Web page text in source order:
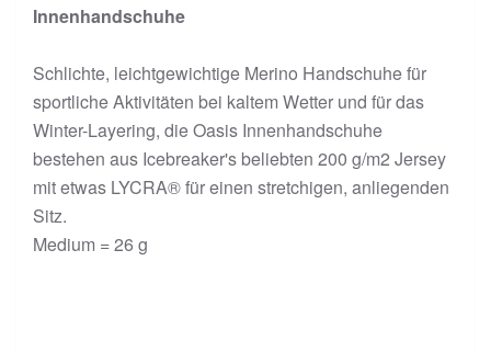
Innenhandschuhe
Schlichte, leichtgewichtige Merino Handschuhe für
sportliche Aktivitäten bei kaltem Wetter und für das
Winter-Layering, die Oasis Innenhandschuhe
bestehen aus Icebreaker's beliebten 200 g/m2 Jersey
mit etwas LYCRA® für einen stretchigen, anliegenden
Sitz.
Medium = 26 g